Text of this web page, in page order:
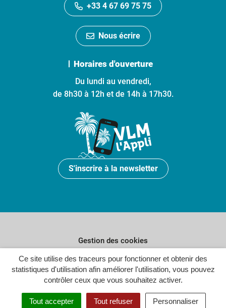
Ce site utilise des traceurs pour fonctionner et obtenir des
statistiques d'utilisation afin améliorer l'utilisation, vous pouvez
contrôler ceux que vous souhaitez activer.
Tout accepter Tout refuser Personnaliser
+33 4 67 69 75 75
Nous écrire
Horaires d'ouverture
Du lundi au vendredi,
de 8h30 à 12h et de 14h à 17h30.
S'inscrire à la newsletter
Gestion des cookies
Plan du site
Politique de confidentialité
Crédits